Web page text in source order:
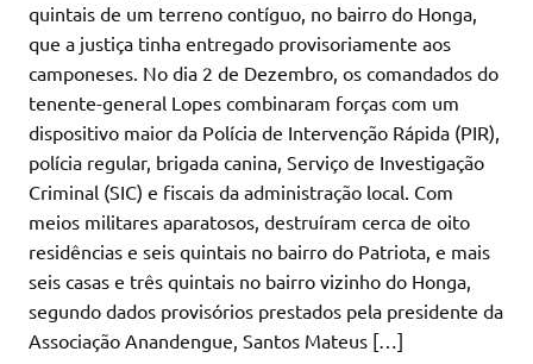
quintais de um terreno contíguo, no bairro do Honga,
que a justiça tinha entregado provisoriamente aos
camponeses. No dia 2 de Dezembro, os comandados do
tenente-general Lopes combinaram forças com um
dispositivo maior da Polícia de Intervenção Rápida (PIR),
polícia regular, brigada canina, Serviço de Investigação
Criminal (SIC) e fiscais da administração local. Com
meios militares aparatosos, destruíram cerca de oito
residências e seis quintais no bairro do Patriota, e mais
seis casas e três quintais no bairro vizinho do Honga,
segundo dados provisórios prestados pela presidente da
Associação Anandengue, Santos Mateus […]